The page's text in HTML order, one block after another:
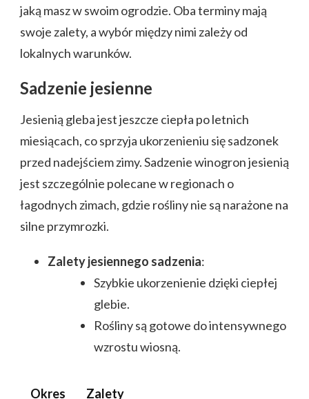
jaką masz w swoim ogrodzie. Oba terminy mają
swoje zalety, a wybór między nimi zależy od
lokalnych warunków.
Sadzenie jesienne
Jesienią gleba jest jeszcze ciepła po letnich
miesiącach, co sprzyja ukorzenieniu się sadzonek
przed nadejściem zimy. Sadzenie winogron jesienią
jest szczególnie polecane w regionach o
łagodnych zimach, gdzie rośliny nie są narażone na
silne przymrozki.
Zalety jesiennego sadzenia:
Szybkie ukorzenienie dzięki ciepłej
glebie.
Rośliny są gotowe do intensywnego
wzrostu wiosną.
Okres Zalety